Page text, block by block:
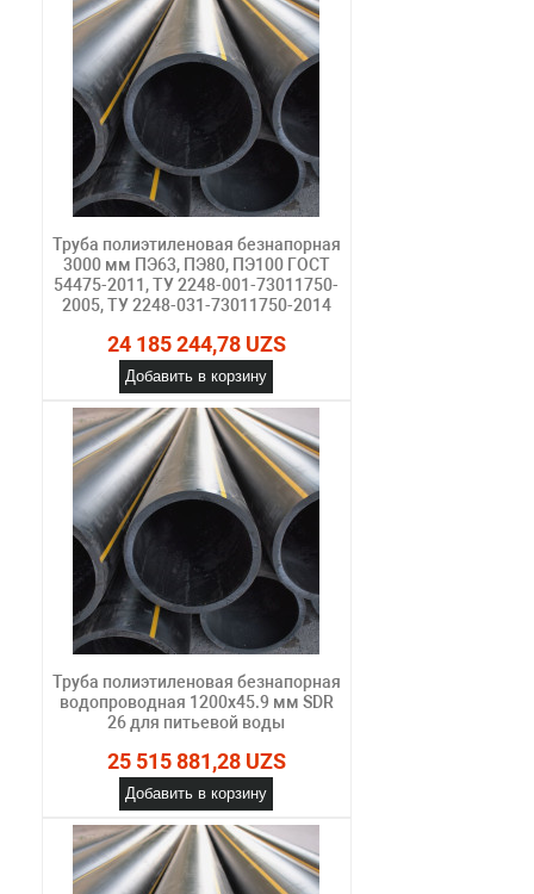
Труба полиэтиленовая безнапорная
3000 мм ПЭ63, ПЭ80, ПЭ100 ГОСТ
54475-2011, ТУ 2248-001-73011750-
2005, ТУ 2248-031-73011750-2014
24 185 244,78 UZS
Добавить в корзину
Труба полиэтиленовая безнапорная
водопроводная 1200х45.9 мм SDR
26 для питьевой воды
25 515 881,28 UZS
Добавить в корзину